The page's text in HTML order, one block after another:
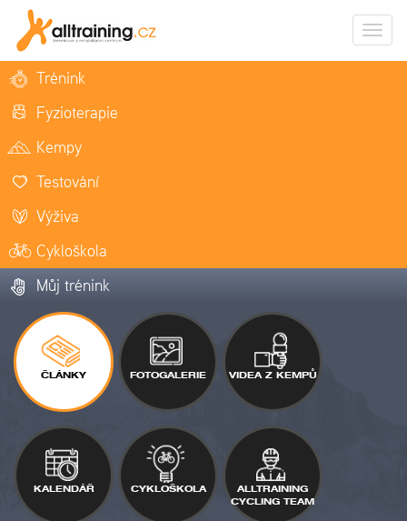
Trénink
Fyzioterapie
Kempy
Testování
Výživa
Cykloškola
Můj trénink
ČLÁNKY FOTOGALERIE VIDEA Z KEMPŮ
KALENDÁŘ CYKLOŠKOLA
ALLTRAINING
CYCLING TEAM